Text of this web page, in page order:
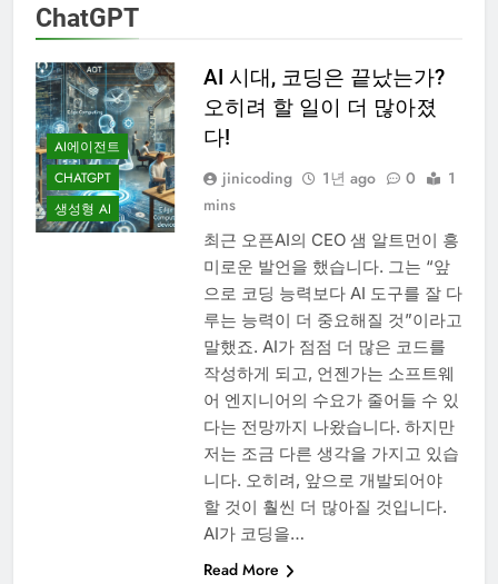
ChatGPT
AI에이전트
CHATGPT
생성형 AI
AI 시대, 코딩은 끝났는가?
오히려 할 일이 더 많아졌
다!
jinicoding 1년 ago 0
1
mins
최근 오픈AI의 CEO 샘 알트먼이 흥
미로운 발언을 했습니다. 그는 “앞
으로 코딩 능력보다 AI 도구를 잘 다
루는 능력이 더 중요해질 것”이라고
말했죠. AI가 점점 더 많은 코드를
작성하게 되고, 언젠가는 소프트웨
어 엔지니어의 수요가 줄어들 수 있
다는 전망까지 나왔습니다. 하지만
저는 조금 다른 생각을 가지고 있습
니다. 오히려, 앞으로 개발되어야
할 것이 훨씬 더 많아질 것입니다.
AI가 코딩을…
Read More